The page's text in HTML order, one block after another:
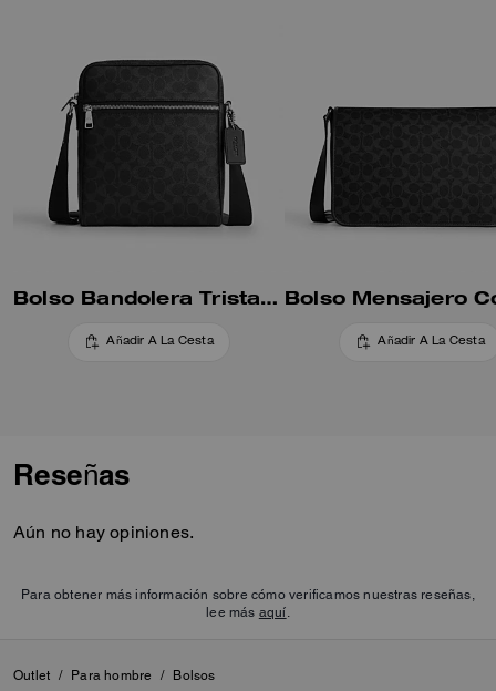
Bolso Bandolera Tristan 22 En Lona Signature
Añadir A La Cesta Añadir A La Cesta
Reseñas
Aún no hay opiniones.
Para obtener más información sobre cómo verificamos nuestras reseñas,
lee más aquí.
Outlet / Para hombre / Bolsos